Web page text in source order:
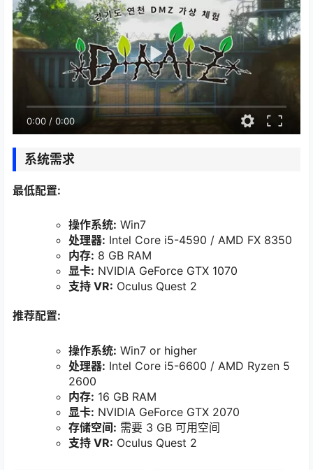
0:00 / 0:00
系统需求
最低配置:
操作系统: Win7
处理器: Intel Core i5-4590 / AMD FX 8350
内存: 8 GB RAM
显卡: NVIDIA GeForce GTX 1070
支持 VR: Oculus Quest 2
推荐配置:
操作系统: Win7 or higher
处理器: Intel Core i5-6600 / AMD Ryzen 5
2600
内存: 16 GB RAM
显卡: NVIDIA GeForce GTX 2070
存储空间: 需要 3 GB 可用空间
支持 VR: Oculus Quest 2